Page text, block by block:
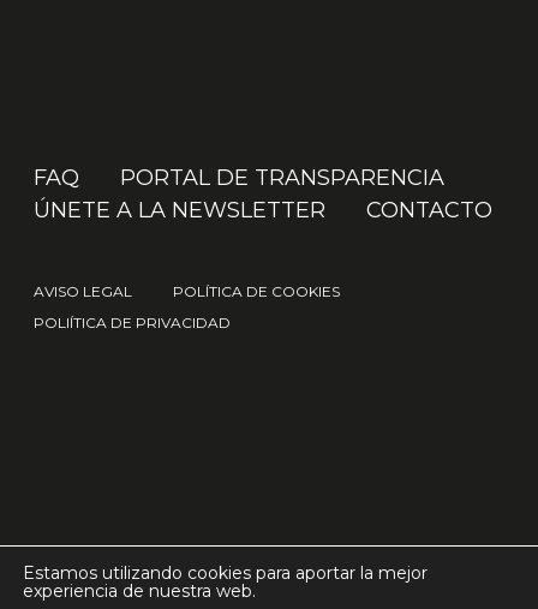
FAQ
PORTAL DE TRANSPARENCIA
ÚNETE A LA NEWSLETTER
CONTACTO
AVISO LEGAL
POLÍTICA DE COOKIES
POLIÍTICA DE PRIVACIDAD
© 2026 IAK.
Estamos utilizando cookies para aportar la mejor
experiencia de nuestra web.